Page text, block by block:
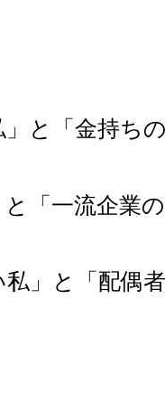
」と「金持ち
と「一流企業
私」と「配偶